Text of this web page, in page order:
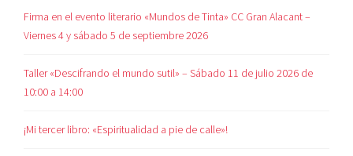
Firma en el evento literario «Mundos de Tinta» CC Gran Alacant –
Viernes 4 y sábado 5 de septiembre 2026
Taller «Descifrando el mundo sutil» – Sábado 11 de julio 2026 de
10:00 a 14:00
¡Mi tercer libro: «Espiritualidad a pie de calle»!